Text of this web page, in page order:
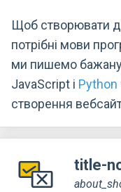
Щоб створювати
потрібні мови
ми пишемо бажану
JavaScript і Python
створення
title-